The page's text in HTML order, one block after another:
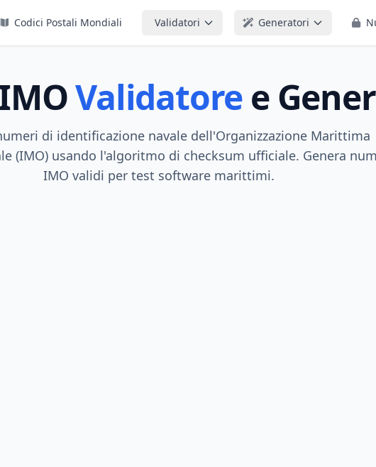
Codici Postali Mondiali Validatori Generatori
Validatore e
di identificazione navale dell'Organizzazione Marittima
(IMO) usando l'algoritmo di checksum ufficiale. Genera
IMO validi per test software marittimi.